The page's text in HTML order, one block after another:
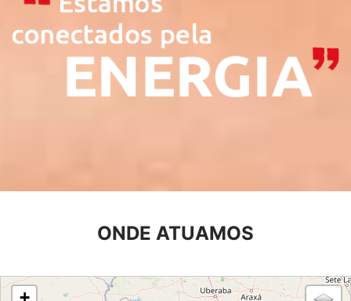
ONDE ATUAMOS
loading map - please wait...